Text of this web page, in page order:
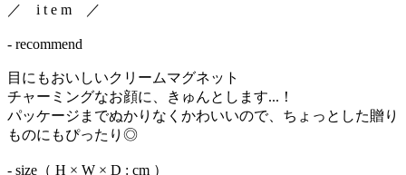
／ i t e m ／
- recommend
目にもおいしいクリームマグネット
チャーミングなお顔に、きゅんとします...！
パッケージまでぬかりなくかわいいので、ちょっとした贈り
ものにもぴったり◎
- size（ H × W × D : cm ）